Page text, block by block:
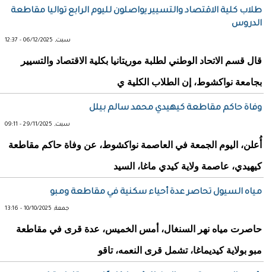
طلاب كلية الاقتصاد والتسيير يواصلون لليوم الرابع تواليا مقاطعة
الدروس
سبت, 06/12/2025 - 12:37
قال قسم الاتحاد الوطني لطلبة موريتانيا بكلية الاقتصاد والتسيير
بجامعة نواكشوط، إن الطلاب الكلية ي
وفاة حاكم مقاطعة كيهيدي محمد سالم بيلل
سبت, 29/11/2025 - 09:11
أُعلن، اليوم الجمعة في العاصمة نواكشوط، عن وفاة حاكم مقاطعة
كيهيدي، عاصمة ولاية كيدي ماغا، السيد
مياه السيول تحاصر عدة أحياء سكنية في مقاطعة ومبو
جمعة, 10/10/2025 - 13:16
حاصرت مياه نهر السنغال، أمس الخميس، عدة قرى في مقاطعة
مبو بولاية كيديماغا، تشمل قرى النعمه، تاقو